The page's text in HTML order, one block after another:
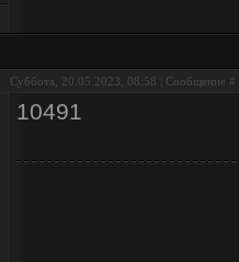
Суббота, 20.05.2023, 08:58 | Сообщение #
10491